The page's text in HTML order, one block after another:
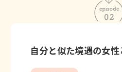
自分と似た境遇の女